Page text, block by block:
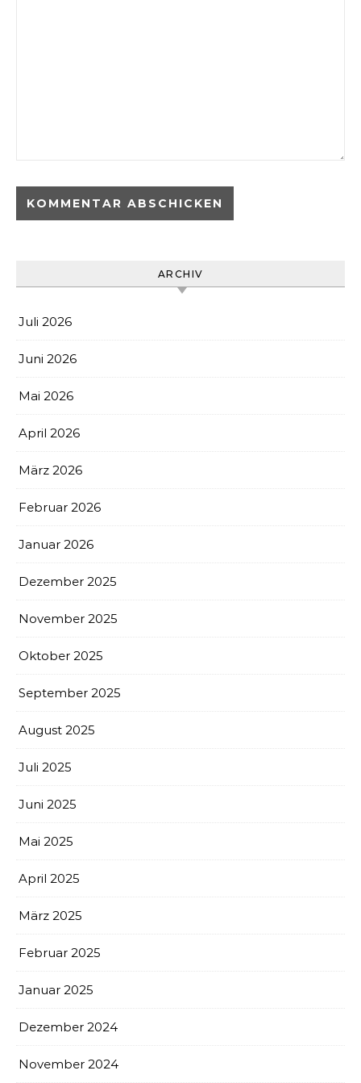
ARCHIV
Juli 2026
Juni 2026
Mai 2026
April 2026
März 2026
Februar 2026
Januar 2026
Dezember 2025
November 2025
Oktober 2025
September 2025
August 2025
Juli 2025
Juni 2025
Mai 2025
April 2025
März 2025
Februar 2025
Januar 2025
Dezember 2024
November 2024